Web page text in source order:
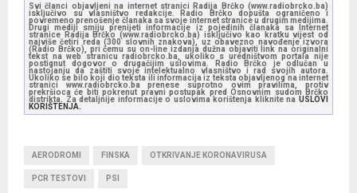
Svi članci objavljeni na internet stranici Radija Brčko (www.radiobrcko.ba)
isključivo su vlasništvo redakcije. Radio Brčko dopušta ograničeno i
povremeno prenošenje članaka sa svoje internet stranice u drugim medijima.
Drugi mediji smiju prenijeti informacije iz pojedinih članaka sa Internet
stranice Radija Brčko (www.radiobrcko.ba) isključivo kao kratku vijest od
najviše četiri reda (300 slovnih znakova), uz obavezno navođenje izvora
(Radio Brčko), pri čemu su on-line izdanja dužna objaviti link na originalni
tekst na web stranicu radiobrcko.ba, ukoliko s uredništvom portala nije
postignut dogovor o drugačijim uslovima. Radio Brčko je odlučan u
nastojanju da zaštiti svoje intelektualno vlasništvo i rad svojih autora.
Ukoliko se bilo koji dio teksta ili informacija iz teksta objavljenog na internet
stranici www.radiobrcko.ba prenese suprotno ovim pravilima, protiv
prekršioca će biti pokrenut pravni postupak pred Osnovnim sudom Brčko
distrikta. Za detaljnije informacije o uslovima korištenja kliknite na USLOVI
KORIŠTENJA.
AERODROMI FINSKA OTKRIVANJE KORONAVIRUSA
PCR TESTOVI PSI